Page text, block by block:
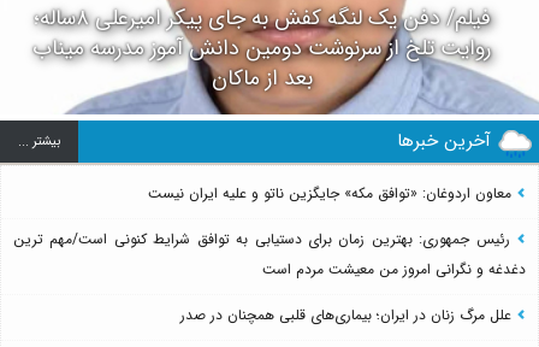
فیلم/ دفن یک لنگه کفش به جای پیکر امیرعلی ۸ساله؛
روایت تلخ از سرنوشت دومین دانش آموز مدرسه میناب
بعد از ماکان
آخرین خبرها بيشتر ...
معاون اردوغان: «توافق مکه» جایگزین ناتو و علیه ایران نیست
رئیس جمهوری: بهترین زمان برای دستیابی به توافق شرایط کنونی است/مهم ترین
دغدغه و نگرانی امروز من معیشت مردم است
علل مرگ زنان در ایران؛ بیماری‌های قلبی همچنان در صدر